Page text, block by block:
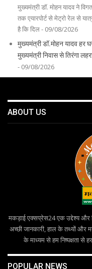
मुख्यमंत्री डॉ. मोहन यादव ने
तक एयारपोर्ट से मेट्रो रेल से
है कि दिल - 09/08/2026
मुख्यमंत्री डॉ.मोहन यादव हर
मुख्यमंत्री निवास से तिरंगा
- 09/08/2026
ABOUT US
मकड़ाई एक्सप्रेस24 एक उद्देश्य और
अच्छी जानकारी, हाल के तथ्यों और
के माध्यम से हम निष्पक्षता से
POPULAR NEWS